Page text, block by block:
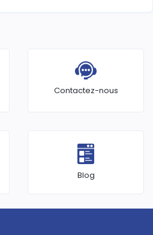
Contactez-nous
Blog